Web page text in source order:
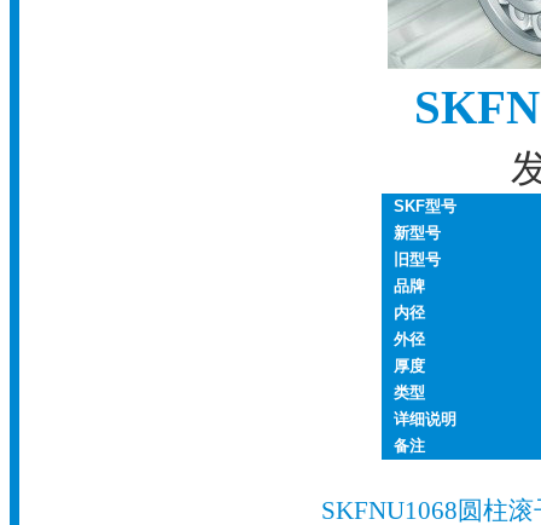
SKF型号
新型号
旧型号
品牌
内径
外径
厚度
类型
详细说明
备注
SKFNU1068圆柱